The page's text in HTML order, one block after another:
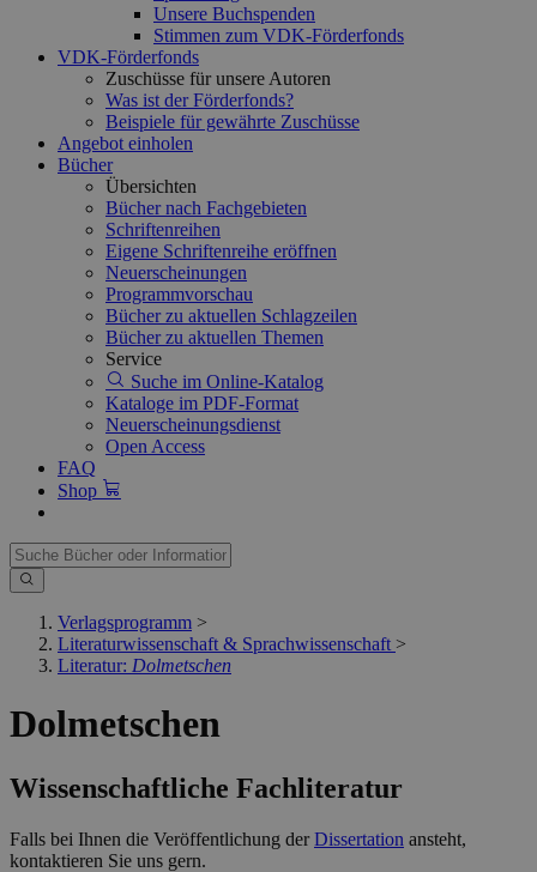
Unsere Buchspenden
Stimmen zum VDK-Förderfonds
VDK-Förderfonds
Zuschüsse für unsere Autoren
Was ist der Förderfonds?
Beispiele für gewährte Zuschüsse
Angebot einholen
Bücher
Übersichten
Bücher nach Fachgebieten
Schriftenreihen
Eigene Schriftenreihe eröffnen
Neuerscheinungen
Programmvorschau
Bücher zu aktuellen Schlagzeilen
Bücher zu aktuellen Themen
Service
Suche im Online-Katalog
Kataloge im PDF-Format
Neuerscheinungsdienst
Open Access
FAQ
Shop
Verlagsprogramm >
Literaturwissenschaft & Sprachwissenschaft >
Literatur: Dolmetschen
Dolmetschen
Wissenschaftliche Fachliteratur
Falls bei Ihnen die Veröffentlichung derDissertation ansteht,
kontaktieren Sie uns gern.